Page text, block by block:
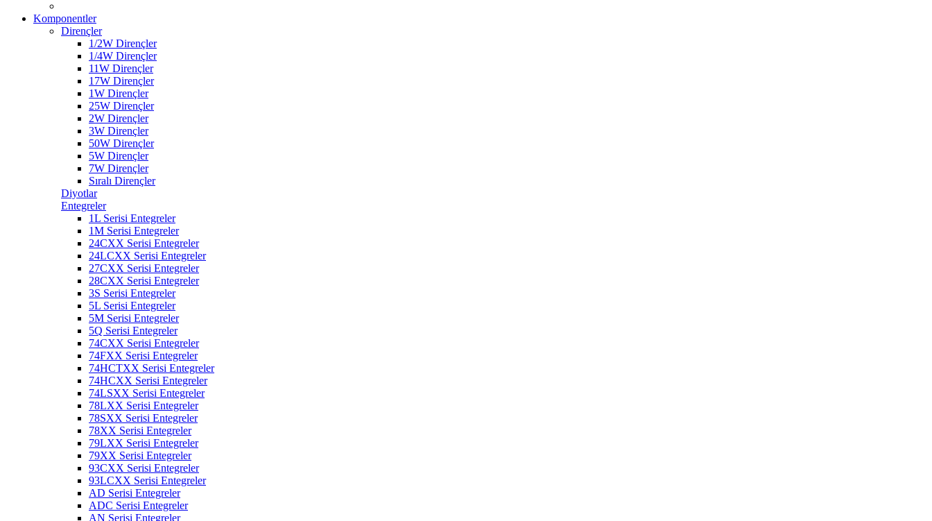
Komponentler
Dirençler
1/2W Dirençler
1/4W Dirençler
11W Dirençler
17W Dirençler
1W Dirençler
25W Dirençler
2W Dirençler
3W Dirençler
50W Dirençler
5W Dirençler
7W Dirençler
Sıralı Dirençler
Diyotlar
Entegreler
1L Serisi Entegreler
1M Serisi Entegreler
24CXX Serisi Entegreler
24LCXX Serisi Entegreler
27CXX Serisi Entegreler
28CXX Serisi Entegreler
3S Serisi Entegreler
5L Serisi Entegreler
5M Serisi Entegreler
5Q Serisi Entegreler
74CXX Serisi Entegreler
74FXX Serisi Entegreler
74HCTXX Serisi Entegreler
74HCXX Serisi Entegreler
74LSXX Serisi Entegreler
78LXX Serisi Entegreler
78SXX Serisi Entegreler
78XX Serisi Entegreler
79LXX Serisi Entegreler
79XX Serisi Entegreler
93CXX Serisi Entegreler
93LCXX Serisi Entegreler
AD Serisi Entegreler
ADC Serisi Entegreler
AN Serisi Entegreler